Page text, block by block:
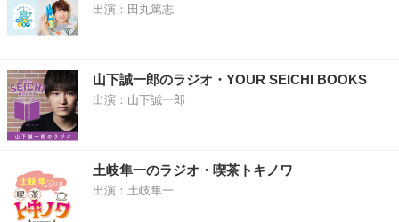
出演：田丸篤志
山下誠一郎のラジオ・YOUR SEICHI BOOKS
出演：山下誠一郎
土岐隼一のラジオ・喫茶トキノワ
出演：土岐隼一